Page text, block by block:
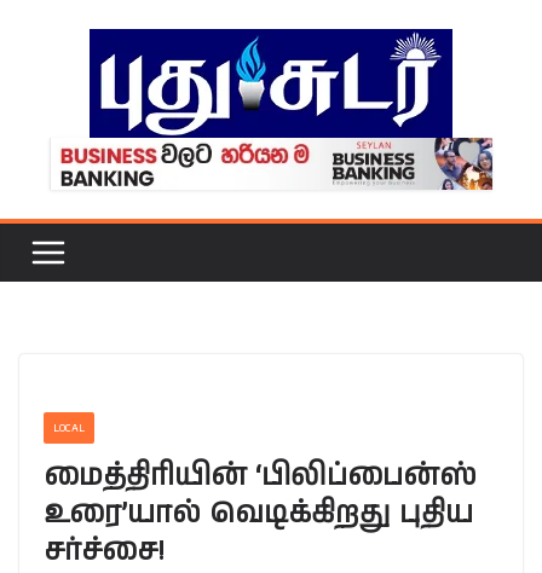
LOCAL
மைத்திரியின் ‘பிலிப்பைன்ஸ்
உரை’யால் வெடிக்கிறது புதிய
சர்ச்சை!